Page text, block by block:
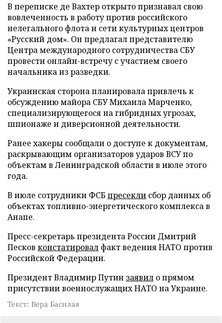
В переписке де Вахтер открыто признавал свою
вовлеченность в работу против российского
нелегального флота и сети культурных центров
«Русский дом». Он предлагал представителю
Центра международного сотрудничества СБУ
провести онлайн-встречу с участием своего
начальника из разведки.
Украинская сторона планировала привлечь к
обсуждению майора СБУ Михаила Марченко,
специализирующегося на гибридных угрозах,
шпионаже и диверсионной деятельности.
Ранее хакеры сообщали о доступе к документам,
раскрывающим организаторов ударов ВСУ по
объектам в Ленинградской области в июле этого
года.
В июле сотрудники ФСБ пресекли сбор данных об
объектах топливно-энергетического комплекса в
Анапе.
Пресс-секретарь президента России Дмитрий
Песков констатировал факт ведения НАТО против
Российской Федерации.
Президент Владимир Путин заявил о прямом
присутствии военнослужащих НАТО на Украине.
Текст: Вера Басилая